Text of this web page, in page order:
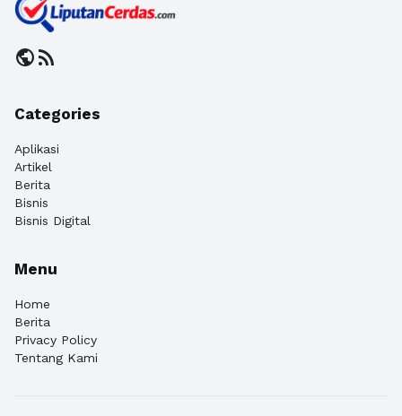
publicrss_feed
Categories
Aplikasi
Artikel
Berita
Bisnis
Bisnis Digital
Menu
Home
Berita
Privacy Policy
Tentang Kami